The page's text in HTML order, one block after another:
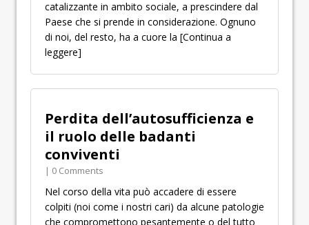
catalizzante in ambito sociale, a prescindere dal
Paese che si prende in considerazione. Ognuno
di noi, del resto, ha a cuore la [Continua a
leggere]
Perdita dell’autosufficienza e
il ruolo delle badanti
conviventi
| 0 Comments
Nel corso della vita può accadere di essere
colpiti (noi come i nostri cari) da alcune patologie
che compromettono pesantemente o del tutto